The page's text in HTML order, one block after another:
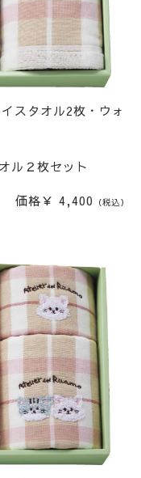
スタオル2枚・ウォ
ル２枚セット
価格￥ 4,400 （税込）